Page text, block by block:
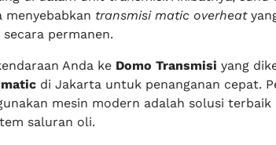
menyebabkan transmisi matic overheat
permanen.
Anda ke Domo Transmisi yang
di Jakarta untuk penanganan cepat.
mesin modern adalah solusi
saluran oli.